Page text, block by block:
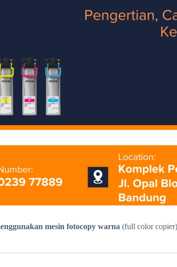
mesin fotocopy warna (full color